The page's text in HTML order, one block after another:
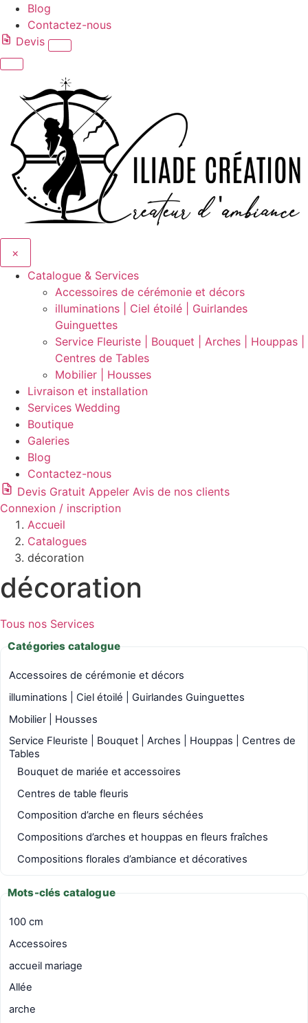
Blog
Contactez-nous
Devis
×
Catalogue & Services
Accessoires de cérémonie et décors
illuminations | Ciel étoilé | Guirlandes
Guinguettes
Service Fleuriste | Bouquet | Arches | Houppas |
Centres de Tables
Mobilier | Housses
Livraison et installation
Services Wedding
Boutique
Galeries
Blog
Contactez-nous
Devis Gratuit Appeler Avis de nos clients
Connexion / inscription
Accueil
Catalogues
décoration
décoration
Tous nos Services
Catégories catalogue
Accessoires de cérémonie et décors
illuminations | Ciel étoilé | Guirlandes Guinguettes
Mobilier | Housses
Service Fleuriste | Bouquet | Arches | Houppas | Centres de
Tables
Bouquet de mariée et accessoires
Centres de table fleuris
Composition d’arche en fleurs séchées
Compositions d’arches et houppas en fleurs fraîches
Compositions florales d’ambiance et décoratives
Mots-clés catalogue
100 cm
Accessoires
accueil mariage
Allée
arche